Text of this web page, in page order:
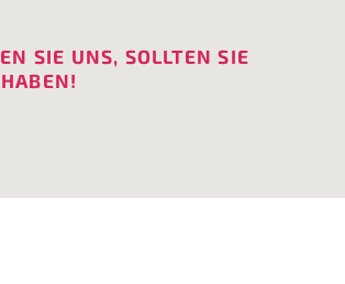
SIE UNS, SOLLTEN SIE